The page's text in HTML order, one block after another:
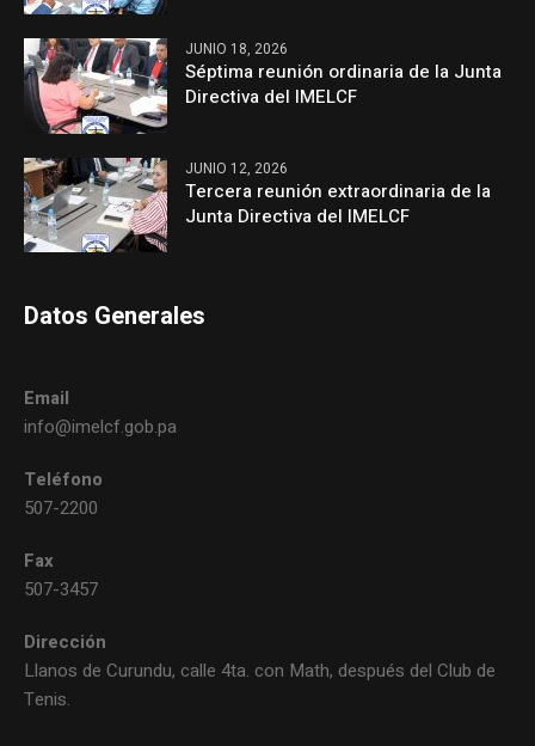
JUNIO 18, 2026
Séptima reunión ordinaria de la Junta
Directiva del IMELCF
JUNIO 12, 2026
Tercera reunión extraordinaria de la
Junta Directiva del IMELCF
Datos Generales
Email
info@imelcf.gob.pa
Teléfono
507-2200
Fax
507-3457
Dirección
Llanos de Curundu, calle 4ta. con Math, después del Club de
Tenis.